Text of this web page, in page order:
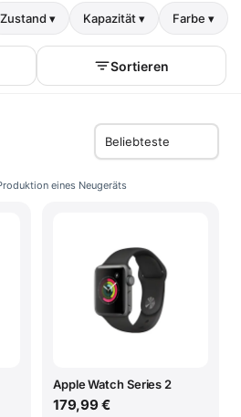
Zustand ▾ Kapazität ▾ Farbe ▾
Sortieren
eines Neugeräts
Apple Watch Series 2
179,99 €